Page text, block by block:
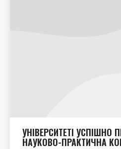
УНІВЕРСИТЕТІ УСПІШНО
НАУКОВО-ПРАКТИЧНА